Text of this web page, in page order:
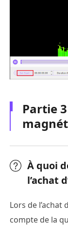
Partie
À quoi
l’achat
Lors de
compte de la